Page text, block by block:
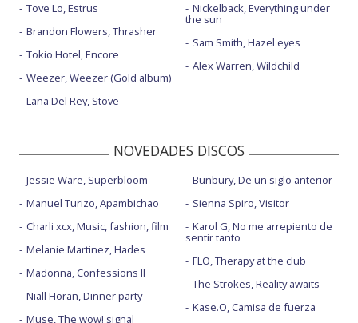
Tove Lo, Estrus
Brandon Flowers, Thrasher
Tokio Hotel, Encore
Weezer, Weezer (Gold album)
Lana Del Rey, Stove
Nickelback, Everything under
the sun
Sam Smith, Hazel eyes
Alex Warren, Wildchild
NOVEDADES DISCOS
Jessie Ware, Superbloom
Manuel Turizo, Apambichao
Charli xcx, Music, fashion, film
Melanie Martinez, Hades
Madonna, Confessions II
Niall Horan, Dinner party
Muse, The wow! signal
Bunbury, De un siglo anterior
Sienna Spiro, Visitor
Karol G, No me arrepiento de
sentir tanto
FLO, Therapy at the club
The Strokes, Reality awaits
Kase.O, Camisa de fuerza